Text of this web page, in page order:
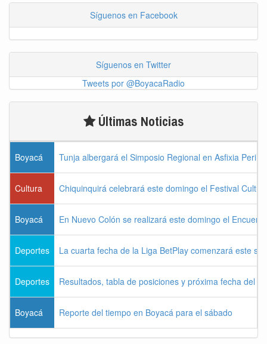
Síguenos en Facebook
Síguenos en Twitter
Tweets por @BoyacaRadio
Últimas Noticias
Boyacá Tunja albergará el Simposio Regional en Asfixia
Cultura Chiquinquirá celebrará este domingo el Festival
Boyacá En Nuevo Colón se realizará este domingo el
Deportes La cuarta fecha de la Liga BetPlay comenzará este
Deportes Resultados, tabla de posiciones y próxima fecha del
Boyacá Reporte del tiempo en Boyacá para el sábado